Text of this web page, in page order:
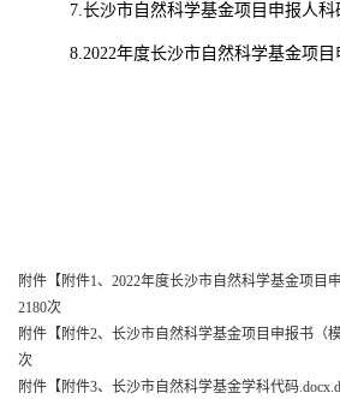
7.长沙市自然科学基金项目申报人
8.2022年度长沙市自然科学基金项目
附件【 附件1、2022年度长沙市自然科学基金项目
2180次
附件【 附件2、长沙市自然科学基金项目申报书（
次
附件【 附件3、长沙市自然科学基金学科代码